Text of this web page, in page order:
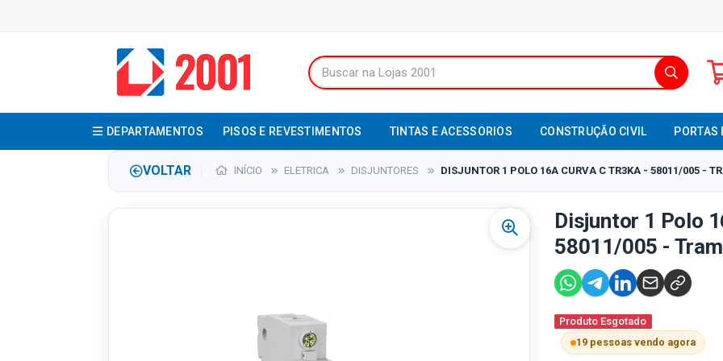
DEPARTAMENTOS PISOS E REVESTIMENTOS TINTAS E ACESSORIOS CONSTRUÇÃO CIVIL PORTAS
VOLTAR INÍCIO ELETRICA DISJUNTORES DISJUNTOR 1 POLO 16A CURVA C TR3KA - 58011/005 -
Disjuntor 1 Polo
58011/005 -
Produto Esgotado
19 pessoas vendo agora